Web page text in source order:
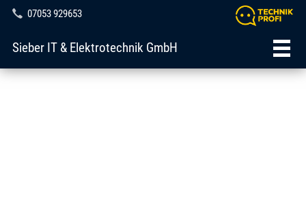
07053 929653
Sieber IT & Elektrotechnik GmbH